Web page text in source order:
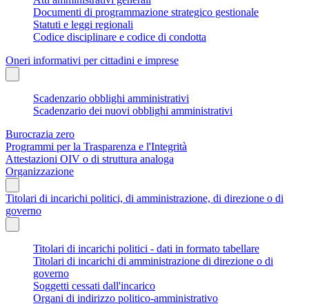
Documenti di programmazione strategico gestionale
Statuti e leggi regionali
Codice disciplinare e codice di condotta
Oneri informativi per cittadini e imprese
Scadenzario obblighi amministrativi
Scadenzario dei nuovi obblighi amministrativi
Burocrazia zero
Programmi per la Trasparenza e l'Integrità
Attestazioni OIV o di struttura analoga
Organizzazione
Titolari di incarichi politici, di amministrazione, di direzione o di
governo
Titolari di incarichi politici - dati in formato tabellare
Titolari di incarichi di amministrazione di direzione o di
governo
Soggetti cessati dall'incarico
Organi di indirizzo politico-amministrativo